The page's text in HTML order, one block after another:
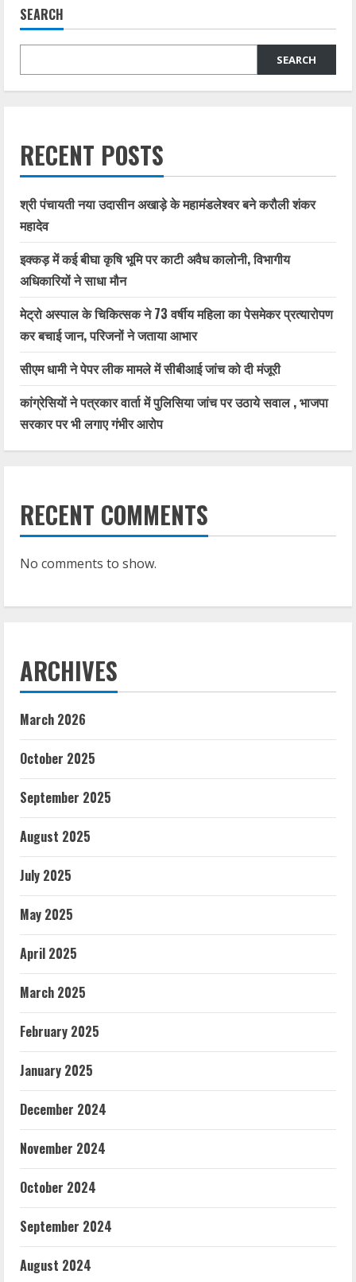
SEARCH
SEARCH
RECENT POSTS
श्री पंचायती नया उदासीन अखाड़े के महामंडलेश्वर बने करौली शंकर
महादेव
इक्कड़ में कई बीघा कृषि भूमि पर काटी अवैध कालोनी, विभागीय
अधिकारियों ने साधा मौन
मेट्रो अस्पाल के चिकित्सक ने 73 वर्षीय महिला का पेसमेकर प्रत्यारोपण
कर बचाई जान, परिजनों ने जताया आभार
सीएम धामी ने पेपर लीक मामले में सीबीआई जांच को दी मंजूरी
कांग्रेसियों ने पत्रकार वार्ता में पुलिसिया जांच पर उठाये सवाल , भाजपा
सरकार पर भी लगाए गंभीर आरोप
RECENT COMMENTS
No comments to show.
ARCHIVES
March 2026
October 2025
September 2025
August 2025
July 2025
May 2025
April 2025
March 2025
February 2025
January 2025
December 2024
November 2024
October 2024
September 2024
August 2024